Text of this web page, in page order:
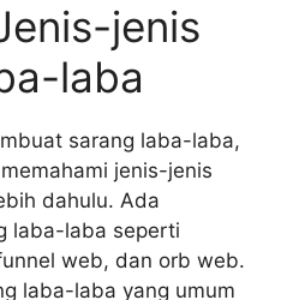
jenis
laba
sarang laba-laba,
jenis-jenis
dahulu. Ada
laba-laba seperti
web, dan orb web.
laba-laba yang umum